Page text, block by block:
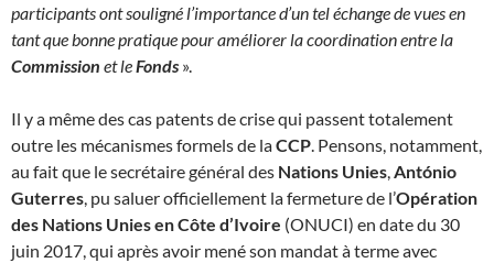
participants ont souligné l’importance d’un tel échange de vues en
tant que bonne pratique pour améliorer la coordination entre la
Commission et leFonds ».
Il y a même des cas patents de crise qui passent totalement
outre les mécanismes formels de laCCP. Pensons, notamment,
au fait que le secrétaire général des Nations Unies,António
Guterres, pu saluer officiellement la fermeture de l’Opération
des Nations Unies en Côte d’Ivoire (ONUCI) en date du 30
juin 2017, qui après avoir mené son mandat à terme avec